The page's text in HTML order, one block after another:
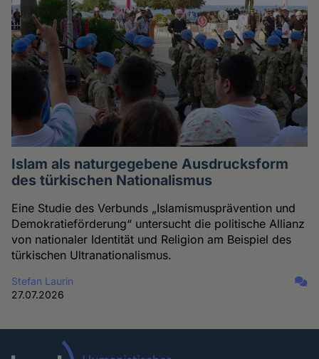
Islam als naturgegebene Ausdrucksform
des türkischen Nationalismus
Eine Studie des Verbunds „Islamismusprävention und
Demokratieförderung“ untersucht die politische Allianz
von nationaler Identität und Religion am Beispiel des
türkischen Ultranationalismus.
Stefan Laurin
27.07.2026